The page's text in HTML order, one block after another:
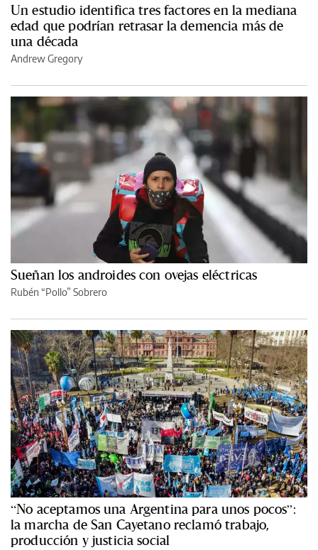
Un estudio identifica tres factores en la mediana
edad que podrían retrasar la demencia más de
una década
Andrew Gregory
Sueñan los androides con ovejas eléctricas
Rubén “Pollo” Sobrero
“No aceptamos una Argentina para unos pocos”:
la marcha de San Cayetano reclamó trabajo,
producción y justicia social